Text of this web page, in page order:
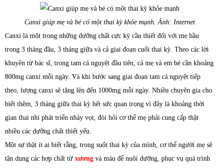
Canxi giúp mẹ và bé có một thai kỳ khỏe mạnh. Ảnh: Internet
Canxi là một trong những dưỡng chất cực kỳ cần thiết đối với mẹ bầu
trong 3 tháng đầu, 3 tháng giữa và cả giai đoạn cuối thai kỳ. Theo các lời
khuyên từ bác sĩ, trong tam cá nguyệt đầu tiên, cả mẹ và em bé cần khoảng
800mg canxi mỗi ngày. Và khi bước sang giai đoạn tam cá nguyệt tiếp
theo, lượng canxi sẽ tăng lên đến 1000mg mỗi ngày. Nhiều chuyên gia cho
biết thêm, 3 tháng giữa thai kỳ hết sức quan trọng vì đây là khoảng thời
gian thai nhi phát triển nhảy vọt, đòi hỏi cơ thể mẹ phải cung cấp thật
nhiều các dưỡng chất thiết yếu.
Một sự thật ít ai biết rằng, trong suốt thai kỳ của mình, cơ thể người mẹ sẽ
tận dụng các hợp chất từ xương và máu để nuôi dưỡng, phục vụ quá trình